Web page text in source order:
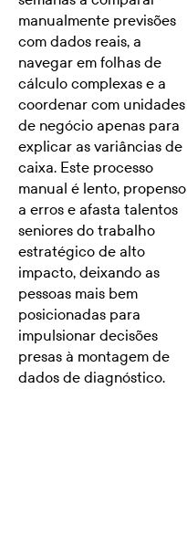
manualmente previsões
com dados reais, a
navegar em folhas de
cálculo complexas e a
coordenar com unidades
de negócio apenas para
explicar as variâncias de
caixa. Este processo
manual é lento, propenso
a erros e afasta talentos
seniores do trabalho
estratégico de alto
impacto, deixando as
pessoas mais bem
posicionadas para
impulsionar decisões
presas à montagem de
dados de diagnóstico.